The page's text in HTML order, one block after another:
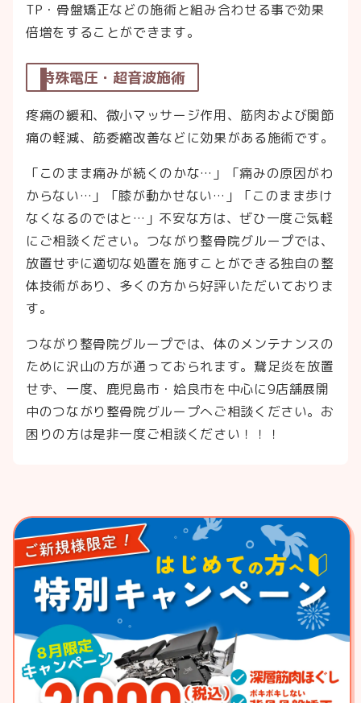
TP・骨盤矯正などの施術と組み合わせる事で効果
倍増をすることができます。
特殊電圧・超音波施術
疼痛の緩和、微小マッサージ作用、筋肉および関節
痛の軽減、筋委縮改善などに効果がある施術です。
「このまま痛みが続くのかな…」「痛みの原因がわ
からない…」「膝が動かせない…」「このまま歩け
なくなるのではと…」不安な方は、ぜひ一度ご気軽
にご相談ください。つながり整骨院グループでは、
放置せずに適切な処置を施すことができる独自の整
体技術があり、多くの方から好評いただいておりま
す。
つながり整骨院グループでは、体のメンテナンスの
ために沢山の方が通っておられます。鵞足炎を放置
せず、一度、鹿児島市・姶良市を中心に9店舗展開
中のつながり整骨院グループへご相談ください。お
困りの方は是非一度ご相談ください！！！